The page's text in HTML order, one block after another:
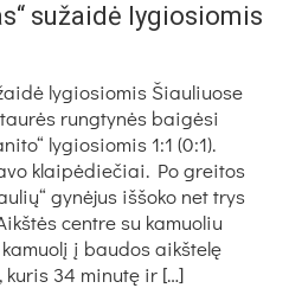
sužaidė lygiosiomis
lygiosiomis Šiauliuose
rungtynės baigėsi
lygiosiomis 1:1 (0:1).
klaipėdiečiai. Po greitos
gynėjus iššoko net trys
centre su kamuoliu
į baudos aikštelę
34 minutę ir […]